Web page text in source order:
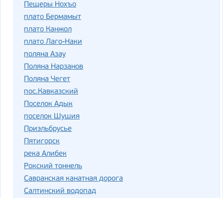
Пещеры Нохъо
плато Бермамыт
плато Канжол
плато Лаго-Наки
поляна Азау
Поляна Нарзанов
Поляна Чегет
пос.Кавказский
Поселок Адык
поселок Шушия
Приэльбрусье
Пятигорск
река Алибек
Рокский тоннель
Савранская канатная дорога
Салтинский водопад